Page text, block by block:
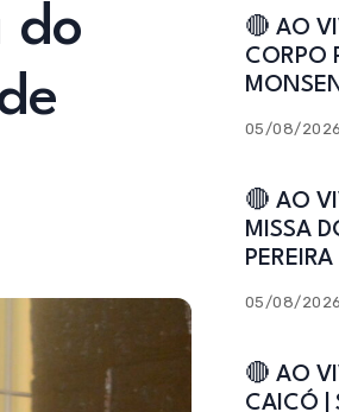
do
🔴 AO
CORPO
Catedral
05/08/2026
🔴 AO
MISSA
PEREIRA
Caicó-RN
05/08/2026
🔴 AO
CAICÓ |